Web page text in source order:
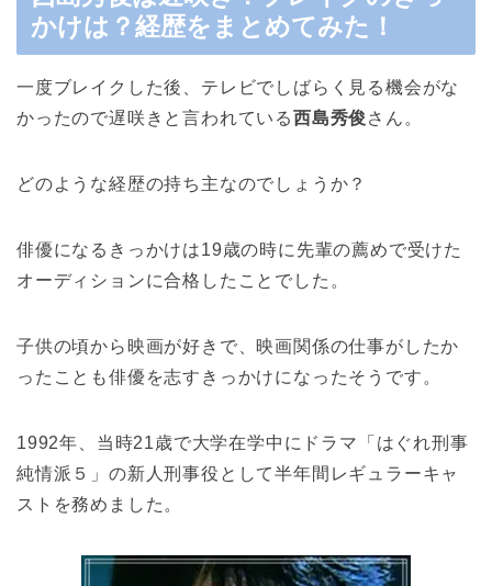
かけは？経歴をまとめてみた！
一度ブレイクした後、テレビでしばらく見る機会がな
かったので遅咲きと言われている西島秀俊 さん。
どのような経歴の持ち主なのでしょうか？
俳優になるきっかけは19歳の時に先輩の薦めで受けた
オーディションに合格したことでした。
子供の頃から映画が好きで、映画関係の仕事がしたか
ったことも俳優を志すきっかけになったそうです。
1992年、当時21歳で大学在学中にドラマ「はぐれ刑事
純情派５」の新人刑事役として半年間レギュラーキャ
ストを務めました。